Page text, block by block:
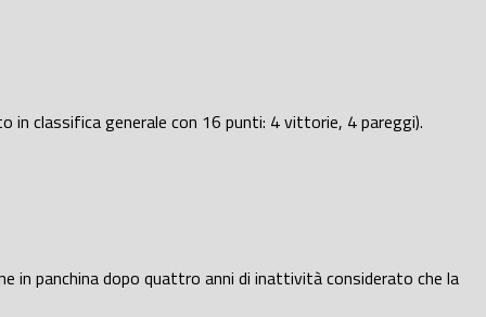
in classifica generale con 16 punti: 4 vittorie, 4 pareggi).
in panchina dopo quattro anni di inattività considerato che la